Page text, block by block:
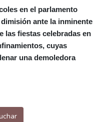
Murcia
26 °C
25 °C
Buenos Aires
Managua
23 °C
en el parlamento
ante la inminente
las fiestas celebradas en
cuyas
una demoledora